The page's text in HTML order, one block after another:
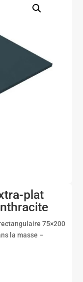
plat
75×200
la masse –